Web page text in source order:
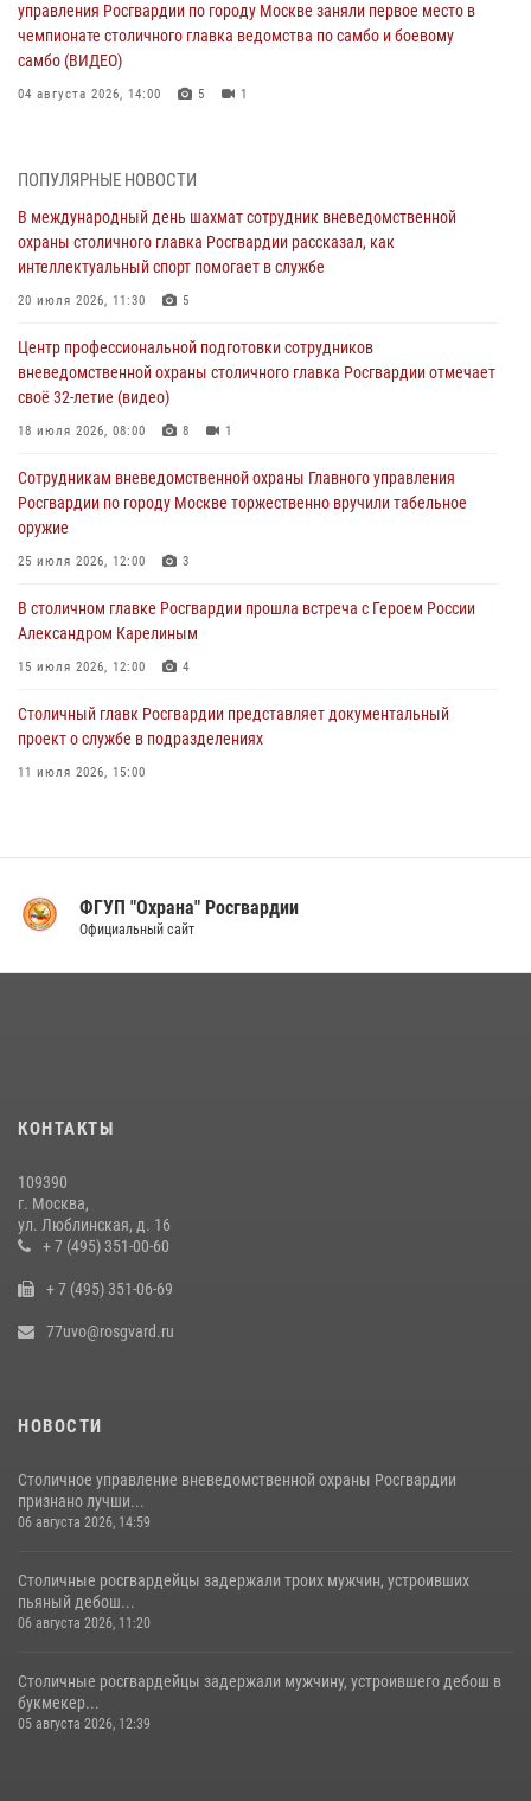
управления Росгвардии по городу Москве заняли первое место в
чемпионате столичного главка ведомства по самбо и боевому
самбо (ВИДЕО)
04 августа 2026, 14:00 5 1
На востоке Москвы сотрудники Росгвардии задержали мужчину,
находящегося в федеральном розыске (видео)
03 августа 2026, 12:00
Московские росгвардейцы пришли на помощь семье, у которой
сломался автомобиль на проезжей части (Видео)
02 августа 2026, 10:00
погибших в Первой мировой войне
01 августа 2026, 12:00
На Поклонной горе росгвардейцы познакомили школьников из
6
ПОПУЛЯРНЫЕ НОВОСТИ
В международный день шахмат сотрудник вневедомственной
охраны столичного главка Росгвардии рассказал, как
интеллектуальный спорт помогает в службе
20 июля 2026, 11:30 5
Центр профессиональной подготовки сотрудников
вневедомственной охраны столичного главка Росгвардии отмечает
своё 32-летие (видео)
18 июля 2026, 08:00 8 1
Сотрудникам вневедомственной охраны Главного управления
Росгвардии по городу Москве торжественно вручили табельное
оружие
25 июля 2026, 12:00 3
В столичном главке Росгвардии прошла встреча с Героем России
Александром Карелиным
15 июля 2026, 12:00 4
Столичный главк Росгвардии представляет документальный
проект о службе в подразделениях
11 июля 2026, 15:00
В Управлении вневедомственной охраны Росгвардии подвели итоги
Столичные росгвардейцы задержали мужчину с крупной партией
15 июля 2026, 10:00
В Москве сотрудники Росгвардии оказали помощь девушке,
17 июля 2026, 14:00
ФГУП "Охрана" Росгвардии
Официальный сайт
КОНТАКТЫ
109390
г. Москва,
ул. Люблинская, д. 16
+ 7 (495) 351-00-60
+ 7 (495) 351-06-69
77uvo@rosgvard.ru
НОВОСТИ
Столичное управление вневедомственной охраны Росгвардии
признано лучши...
06 августа 2026, 14:59
Столичные росгвардейцы задержали троих мужчин, устроивших
пьяный дебош...
06 августа 2026, 11:20
Столичные росгвардейцы задержали мужчину, устроившего дебош в
букмекер...
05 августа 2026, 12:39